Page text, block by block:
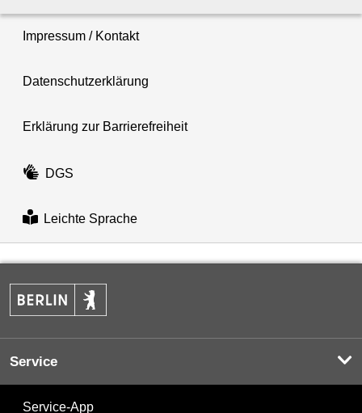
Impressum / Kontakt
Datenschutzerklärung
Erklärung zur Barrierefreiheit
DGS
Leichte Sprache
Service
Service-App